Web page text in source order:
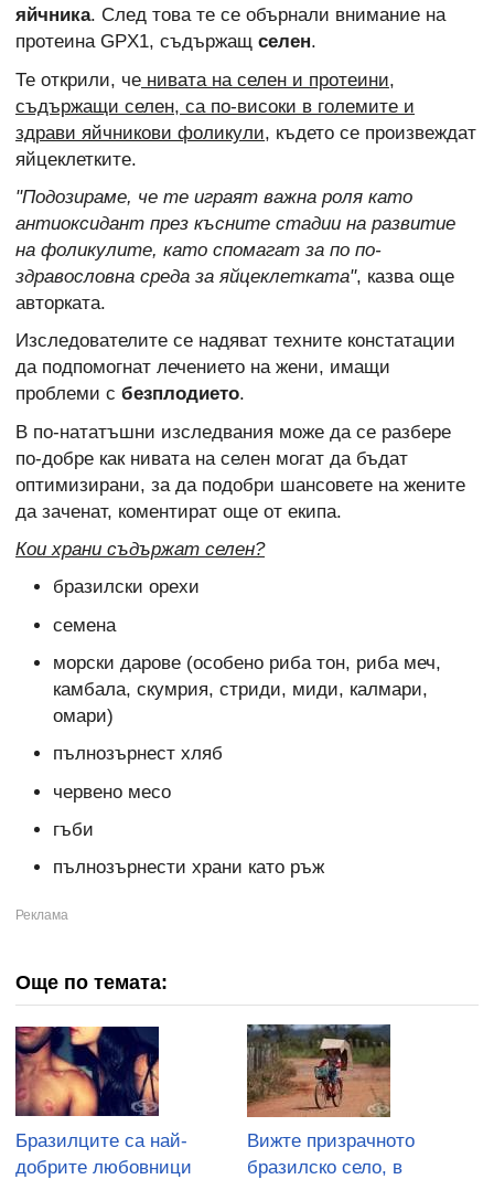
яйчника. След това те се обърнали внимание на
протеина GPX1, съдържащ селен.
Те открили, че нивата на селен и протеини,
съдържащи селен, са по-високи в големите и
здрави яйчникови фоликули, където се произвеждат
яйцеклетките.
"Подозираме, че те играят важна роля като
антиоксидант през късните стадии на развитие
на фоликулите, като спомагат за по по-
здравословна среда за яйцеклетката", казва още
авторката.
Изследователите се надяват техните констатации
да подпомогнат лечението на жени, имащи
проблеми с безплодието.
В по-нататъшни изследвания може да се разбере
по-добре как нивата на селен могат да бъдат
оптимизирани, за да подобри шансовете на жените
да заченат, коментират още от екипа.
Кои храни съдържат селен?
бразилски орехи
семена
морски дарове (особено риба тон, риба меч,
камбала, скумрия, стриди, миди, калмари,
омари)
пълнозърнест хляб
червено месо
гъби
пълнозърнести храни като ръж
Още по темата:
Бразилците са най-
добрите любовници
Вижте призрачното
бразилско село, в